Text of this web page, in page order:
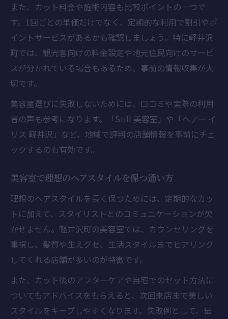
また、カット料金や施術内容も比較ポイントの一つで
す。1回ごとの単価だけでなく、定期的な利用で割引やポ
イントサービスがあるかも確認しましょう。特に軽井沢
町では、観光客向けの料金設定や地元住民向けのサービ
スが分かれている場合もあるため、事前の情報収集が大
切です。
美容室選びに失敗しないためには、口コミや実際の利用
者の声も参考になります。「Still 美容室」や「ヘアー イ
リス 軽井沢」など、地域で評判の店舗情報を事前にチェ
ックするのも有効です。
美容室で理想のヘアスタイルを保つ通い方
理想のヘアスタイルを長く保つためには、定期的なカッ
トに加えて、スタイリストとのコミュニケーションが欠
かせません。軽井沢町の美容室では、カウンセリングを
重視し、髪質や生えグセ、生活スタイルまでヒアリング
してくれる店舗が多いのが特徴です。
また、カット後のアフターケアや自宅でのセット方法に
ついてもアドバイスをもらえると、次回来店まで美しい
スタイルをキープしやすくなります。失敗例として、伝